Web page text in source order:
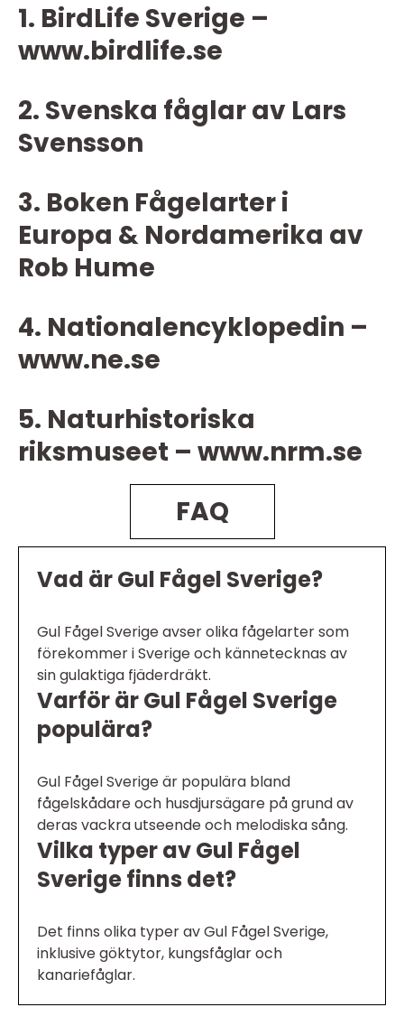
1. BirdLife Sverige –
www.birdlife.se
2. Svenska fåglar av Lars
Svensson
3. Boken Fågelarter i
Europa & Nordamerika av
Rob Hume
4. Nationalencyklopedin –
www.ne.se
5. Naturhistoriska
riksmuseet – www.nrm.se
FAQ
Vad är Gul Fågel Sverige?
Gul Fågel Sverige avser olika fågelarter som
förekommer i Sverige och kännetecknas av
sin gulaktiga fjäderdräkt.
Varför är Gul Fågel Sverige
populära?
Gul Fågel Sverige är populära bland
fågelskådare och husdjursägare på grund av
deras vackra utseende och melodiska sång.
Vilka typer av Gul Fågel
Sverige finns det?
Det finns olika typer av Gul Fågel Sverige,
inklusive göktytor, kungsfåglar och
kanariefåglar.